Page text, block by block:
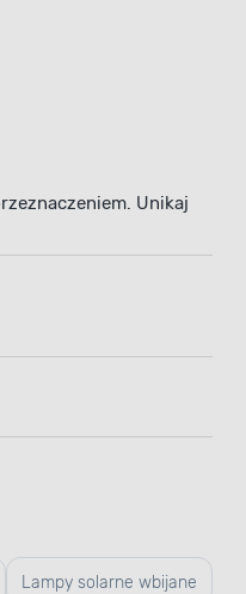
Unikaj
Lampy solarne wbijane